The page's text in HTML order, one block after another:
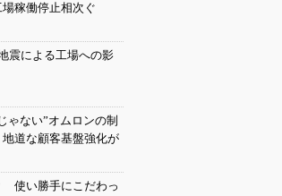
稼働停止相次ぐ
震による工場への影
ゃない”オムロンの制
道な顧客基盤強化が
使い勝手にこだわっ